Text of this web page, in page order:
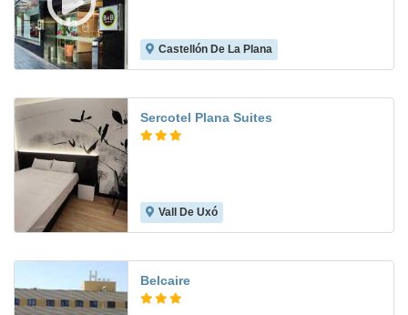
Castellón De La Plana
Sercotel Plana Suites
Vall De Uxó
Belcaire